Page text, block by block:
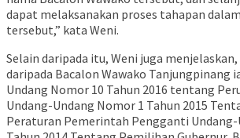
dapat melaksanakan proses tahapan
tersebut,” kata Weni.
Selain daripada itu, Weni juga
daripada Bacalon Wawako Tanjungpinang
Undang Nomor 10 Tahun 2016 tentang
Undang-Undang Nomor 1 Tahun 2015
Peraturan Pemerintah Pengganti Undang-